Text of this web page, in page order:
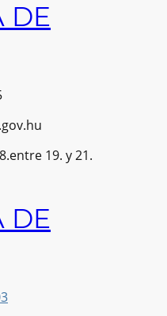
DE
19. y 21.
DE